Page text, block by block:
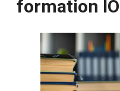
formation